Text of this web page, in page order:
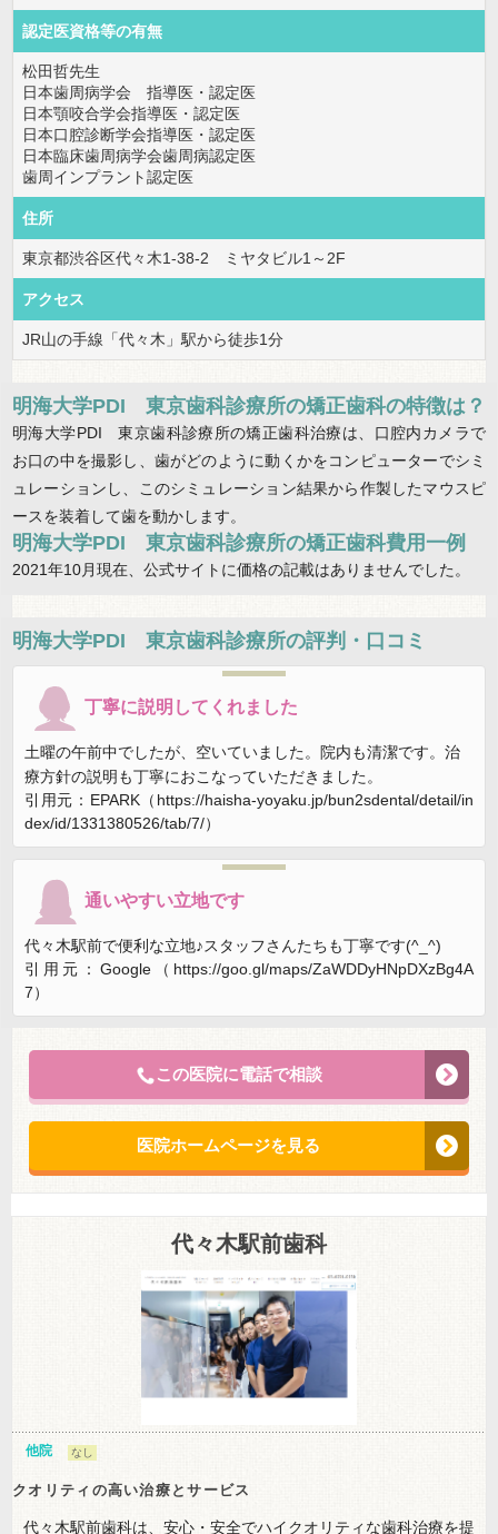
認定医資格等の有無
松田哲先生
日本歯周病学会 指導医・認定医
日本顎咬合学会指導医・認定医
日本口腔診断学会指導医・認定医
日本臨床歯周病学会歯周病認定医
歯周インプラント認定医
住所
東京都渋谷区代々木1-38-2 ミヤタビル1～2F
アクセス
JR山の手線「代々木」駅から徒歩1分
明海大学PDI 東京歯科診療所の矯正歯科の特徴は？
明海大学PDI 東京歯科診療所の矯正歯科治療は、口腔内カメラで
お口の中を撮影し、歯がどのように動くかをコンピューターでシミ
ュレーションし、このシミュレーション結果から作製したマウスピ
ースを装着して歯を動かします。
明海大学PDI 東京歯科診療所の矯正歯科費用一例
2021年10月現在、公式サイトに価格の記載はありませんでした。
明海大学PDI 東京歯科診療所の評判・口コミ
丁寧に説明してくれました
土曜の午前中でしたが、空いていました。院内も清潔です。治
療方針の説明も丁寧におこなっていただきました。
引用元：EPARK（https://haisha-yoyaku.jp/bun2sdental/detail/in
dex/id/1331380526/tab/7/）
通いやすい立地です
代々木駅前で便利な立地♪スタッフさんたちも丁寧です(^_^)
引用元：Google（https://goo.gl/maps/ZaWDDyHNpDXzBg4A
7）
この医院に電話で相談
医院ホームページを見る
代々木駅前歯科
他院 なし
クオリティの高い治療とサービス
代々木駅前歯科は、安心・安全でハイクオリティな歯科治療を提